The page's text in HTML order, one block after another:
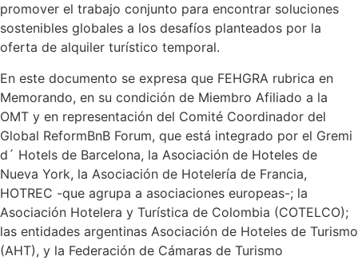
promover el trabajo conjunto para encontrar soluciones
sostenibles globales a los desafíos planteados por la
oferta de alquiler turístico temporal.
En este documento se expresa que FEHGRA rubrica en
Memorando, en su condición de Miembro Afiliado a la
OMT y en representación del Comité Coordinador del
Global ReformBnB Forum, que está integrado por el Gremi
d´ Hotels de Barcelona, la Asociación de Hoteles de
Nueva York, la Asociación de Hotelería de Francia,
HOTREC -que agrupa a asociaciones europeas-; la
Asociación Hotelera y Turística de Colombia (COTELCO);
las entidades argentinas Asociación de Hoteles de Turismo
(AHT), y la Federación de Cámaras de Turismo